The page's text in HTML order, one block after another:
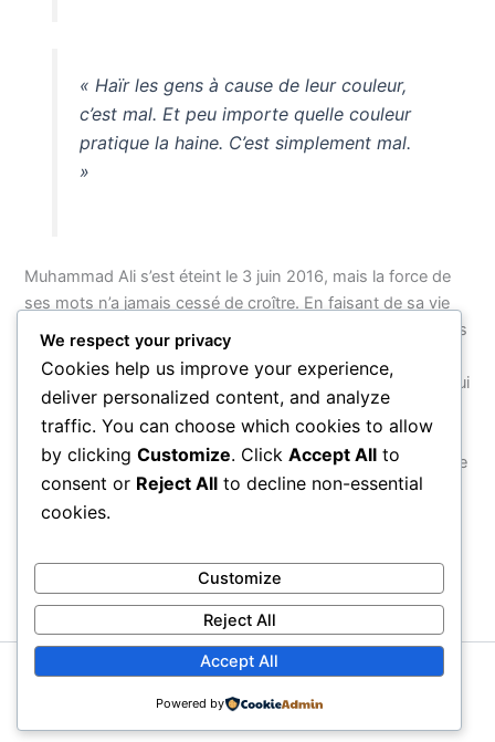
« Haïr les gens à cause de leur couleur,
c’est mal. Et peu importe quelle couleur
pratique la haine. C’est simplement mal.
»
Muhammad Ali s’est éteint le 3 juin 2016, mais la force de
ses mots n’a jamais cessé de croître. En faisant de sa vie
entière — de son nom à ses combats, de sa foi à son refus
d’obéir à une guerre injuste — un acte de résistance
cohérent, il a montré que le véritable courage n’est pas celui
que l’on exerce dans une arène, mais celui que l’on
manifeste face au monde. Ses citations survivront parce
qu’elles ne parlent pas d’un homme : elles parlent de ce que
chaque être humain peut choisir d’être.
PRÉCÉDENT SUIVANT
Copyright © 2026 Proverbial
We respect your privacy
Cookies help us improve your experience,
deliver personalized content, and analyze
traffic. You can choose which cookies to allow
by clicking Customize. Click Accept All to
consent or Reject All to decline non-essential
cookies.
Customize
Reject All
Accept All
Powered by